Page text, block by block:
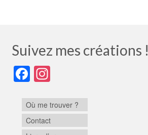
Suivez mes créations !
Facebook
Où me trouver ?
Contact